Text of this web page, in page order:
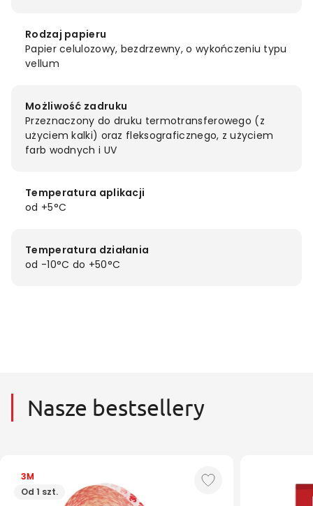
Rodzaj papieru
Papier celulozowy, bezdrzewny, o wykończeniu typu
vellum
Możliwość zadruku
Przeznaczony do druku termotransferowego (z
użyciem kalki) oraz fleksograficznego, z użyciem
farb wodnych i UV
Temperatura aplikacji
od +5°C
Temperatura działania
od -10°C do +50°C
Nasze bestsellery
3M
Od 1 szt.